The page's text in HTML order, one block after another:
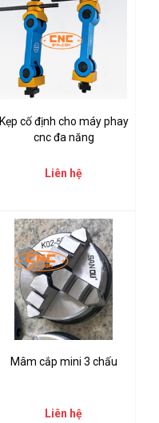
Kẹp cố định cho máy phay
cnc đa năng
Liên hệ
Mâm cắp mini 3 chấu
Liên hệ